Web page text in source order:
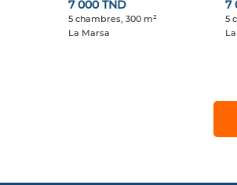
7 000 TND
5 chambres, 300 m²
La Marsa
7
5